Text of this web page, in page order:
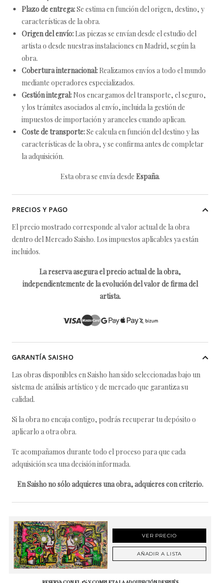
Plazo de entrega:Se estima en función del origen, destino, y
características de la obra.
Origen del envío: Las piezas se envían desde el estudio del
artista o desde nuestras instalaciones en Madrid, según la
obra.
Cobertura internacional: Realizamos envíos a todo el mundo
mediante operadores especializados.
Gestión integral: Nos encargamos del transporte, el seguro,
y los trámites asociados al envío, incluida la gestión de
impuestos de importación y aranceles cuando aplican.
Coste de transporte:Se calcula en función del destino y las
características de la obra, y se confirma antes de completar
la adquisición.
Esta obra se envía desde España.
PRECIOS Y PAGO
El precio mostrado corresponde al valor actual de la obra
dentro del Mercado Saisho. Los impuestos aplicables ya están
incluidos.
La reserva asegura el precio actual de la obra,
independientemente de la evolución del valor de firma del
artista.
GARANTÍA SAISHO
Las obras disponibles en Saisho han sido seleccionadas bajo un
sistema de análisis artístico y de mercado que garantiza su
calidad.
Si la obra no encaja contigo, podrás recuperar tu depósito o
aplicarlo a otra obra.
Te acompañamos durante todo el proceso para que cada
adquisición sea una decisión informada.
En Saisho no sólo adquieres una obra, adquieres con criterio.
VER PRECIO
AÑADIR A LISTA